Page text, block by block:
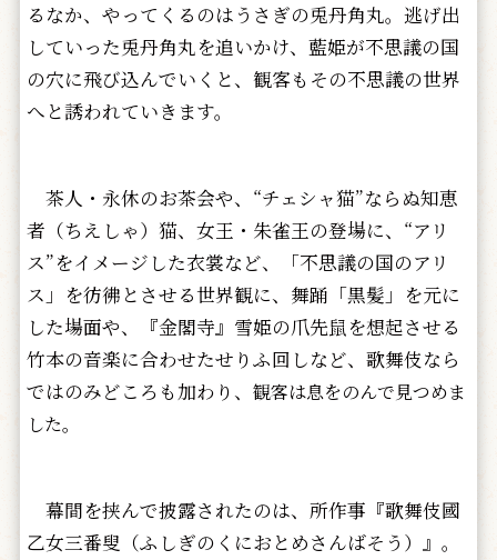
るなか、やってくるのはうさぎの兎丹角丸。逃げ出
していった兎丹角丸を追いかけ、藍姫が不思議の国
の穴に飛び込んでいくと、観客もその不思議の世界
へと誘われていきます。
茶人・永休のお茶会や、“チェシャ猫”ならぬ知恵
者（ちえしゃ）猫、女王・朱雀王の登場に、“アリ
ス”をイメージした衣裳など、「不思議の国のアリ
ス」を彷彿とさせる世界観に、舞踊「黒髪」を元に
した場面や、『金閣寺』雪姫の爪先鼠を想起させる
竹本の音楽に合わせたせりふ回しなど、歌舞伎なら
ではのみどころも加わり、 観客は息をのんで見つめま
した。
幕間を挟んで披露されたのは、所作事『歌舞伎國
乙女三番叟（ふしぎのくにおとめさんばそう）』。